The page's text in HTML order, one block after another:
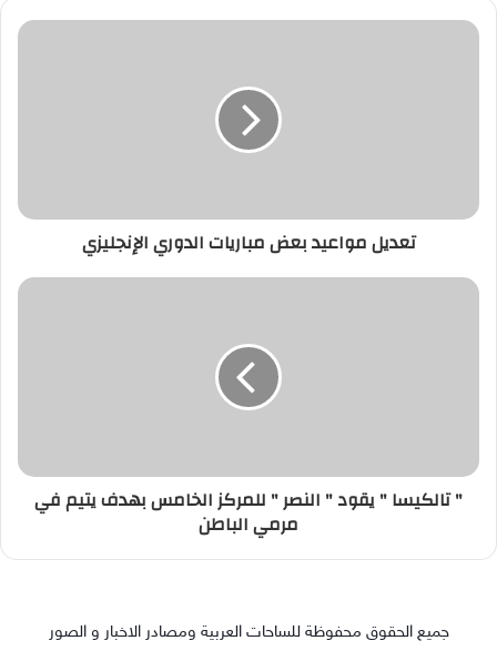
تعديل مواعيد بعض مباريات الدوري الإنجليزي
" تالكيسا " يقود " النصر " للمركز الخامس بهدف يتيم في
مرمي الباطن
جميع الحقوق محفوظة للساحات العربية ومصادر الاخبار و الصور